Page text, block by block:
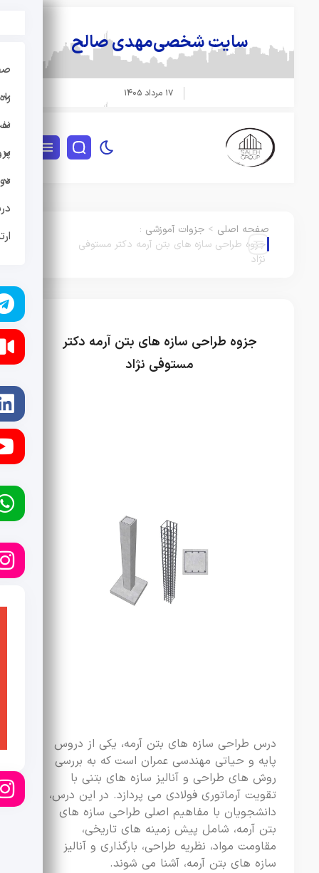
سایت شخصیمهدی صالح
صفحه اصلی > جزوات آموزشی :
جزوه طراحی سازه های بتن آرمه دکتر مستوفی
نژاد
جزوه طراحی سازه های بتن آرمه دکتر
مستوفی نژاد
درس طراحی سازه های بتن آرمه، یکی از دروس
پایه و حیاتی مهندسی عمران است که به بررسی
روش های طراحی و آنالیز سازه های بتنی با
تقویت آرماتوری فولادی می پردازد. در این درس،
دانشجویان با مفاهیم اصلی طراحی سازه های
بتن آرمه، شامل پیش زمینه های تاریخی،
مقاومت مواد، نظریه طراحی، بارگذاری و آنالیز
سازه های بتن آرمه، آشنا می شوند.